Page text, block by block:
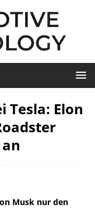
Tesla: Elon
Musk nur den